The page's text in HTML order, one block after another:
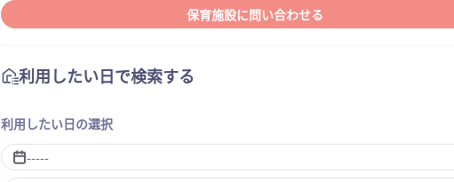
保育施設に問い合わせる
利用したい日で検索する
利用したい日の選択
-----